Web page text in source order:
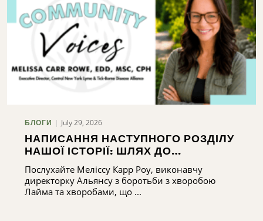
БЛОГИ July 29, 2026
НАПИСАННЯ НАСТУПНОГО РОЗДІЛУ
НАШОЇ ІСТОРІЇ: ШЛЯХ ДО
РОЗБУДОВИ ПОТЕНЦІАЛУ АЛЬЯНСУ
З БОРОТЬБИ З ХВОРОБОЮ ЛАЙМА
ТА ХВОРОБАМИ, ЩО ПЕРЕДАЮТЬСЯ
КЛІЩАМИ, У ЦЕНТРАЛЬНОМУ НЬЮ-
Послухайте Меліссу Карр Роу, виконавчу
директорку Альянсу з боротьби з хворобою
Лайма та хворобами, що ...